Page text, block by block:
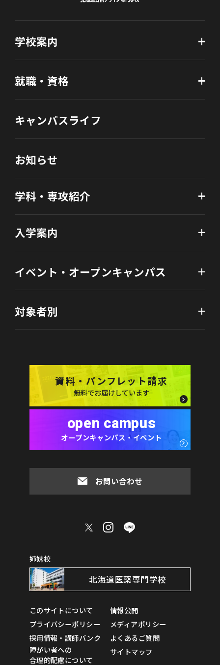
学校案内
就職・資格
キャンパスライフ
お知らせ
学科・専攻紹介
入学案内
イベント・オープンキャンパス
対象者別
資料・パンフレット請求
無料でお届けしています
open campus
オープンキャンパス・イベント
お問い合わせ
姉妹校
北海道医薬専門学校
このサイトについて
情報公開
プライバシーポリシー
メディアポリシー
採用情報・講師バンク
よくあるご質問
障がい者への
合理的配慮について
サイトマップ